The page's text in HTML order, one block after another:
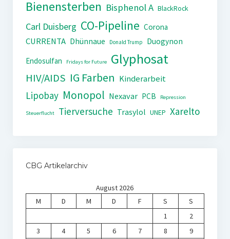
Bienensterben Bisphenol A BlackRock
Carl Duisberg CO-Pipeline Corona
CURRENTA Dhünnaue Donald Trump
Duogynon
Endosulfan
Fridays for Future Glyphosat
HIV/AIDS IG Farben Kinderarbeit
Lipobay Monopol Nexavar PCB Repression
Steuerflucht Tierversuche Trasylol UNEP Xarelto
CBG Artikelarchiv
August 2026
M
D M D F S
S
1
2
3
4 5 6 7 8
9